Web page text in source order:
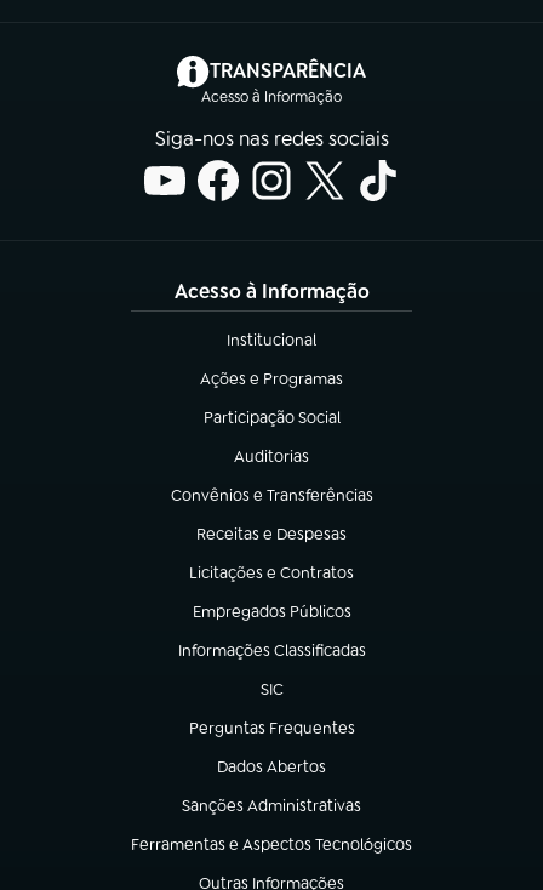
TRANSPARÊNCIA
Acesso à Informação
(abre em nova aba)
Siga-nos nas redes sociais
Acesso à Informação
Institucional
(abre em nova aba)
Ações e Programas
(abre em nova aba)
Participação Social
(abre em nova aba)
Auditorias
(abre em nova aba)
Convênios e Transferências
(abre em nova aba)
Receitas e Despesas
(abre em nova aba)
Licitações e Contratos
(abre em nova aba)
Empregados Públicos
(abre em nova aba)
Informações Classificadas
(abre em nova aba)
SIC
(abre em nova aba)
Perguntas Frequentes
(abre em nova aba)
Dados Abertos
(abre em nova aba)
Sanções Administrativas
(abre em nova aba)
Ferramentas e Aspectos Tecnológicos
(abre em nova aba)
Outras Informações